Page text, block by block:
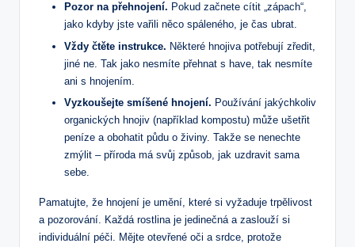
Pozor na přehnojení. Pokud začnete cítit „zápach“,
jako kdyby jste vařili něco spáleného, je čas ubrat.
Vždy čtěte instrukce. Některé hnojiva potřebují zředit,
jiné ne. Tak jako nesmíte přehnat s have, tak nesmíte
ani s hnojením.
Vyzkoušejte smíšené hnojení. Používání jakýchkoliv
organických hnojiv (například kompostu) může ušetřit
peníze a obohatit půdu o živiny. Takže se nenechte
zmýlit – příroda má svůj způsob, jak uzdravit sama
sebe.
Pamatujte, že hnojení je umění, které si vyžaduje trpělivost
a pozorování. Každá rostlina je jedinečná a zaslouží si
individuální péči. Mějte otevřené oči a srdce, protože